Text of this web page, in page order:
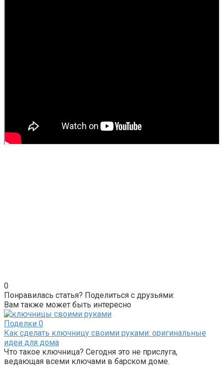
0
Понравилась статья? Поделиться с друзьями:
Вам также может быть интересно
Поделки 0
Как сделать ключницу своими руками: оригинальные
идеи для дома
Что такое ключница? Сегодня это не прислуга,
ведающая всеми ключами в барском доме.